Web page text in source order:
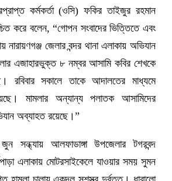
কর্মকর্তা (ওসি) ফকির তাইজুর রহমান
করে বলেন, “গোপন সংবাদের ভিত্তিতে এবং
জেলার বন্দর থানা এলাকায় অভিযান
এজাহারভুক্ত ৮ নম্বর আসামি কবির শেখকে
রবিবার সকালে তাকে আদালতের মাধ্যমে
মামলার অন্যান্য পলাতক আসামিদের
অব্যাহত রয়েছে।”
আলফাডাঙ্গা উপজেলার টগরবন্দ
এলাকায় মোটরসাইকেলে যাওয়ার সময় সুমন